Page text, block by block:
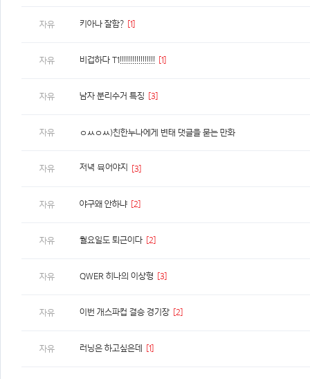
자유 키아나 잘함? [1]
자유 비겁하다 T1!!!!!!!!!!!!!!!!! [1]
자유 남자 분리수거 특징 [3]
자유 ㅇㅆㅇㅆ)친한누나에게 변태 댓글을 묻는 만화
자유 저녁 뮥어야지 [3]
자유 야구왜 안하냐 [2]
자유 월요일도 퇴근이다 [2]
자유 QWER 히나의 이상형 [3]
자유 이번 개스파컵 결승 경기장 [2]
자유 러닝은 하고싶은데 [1]